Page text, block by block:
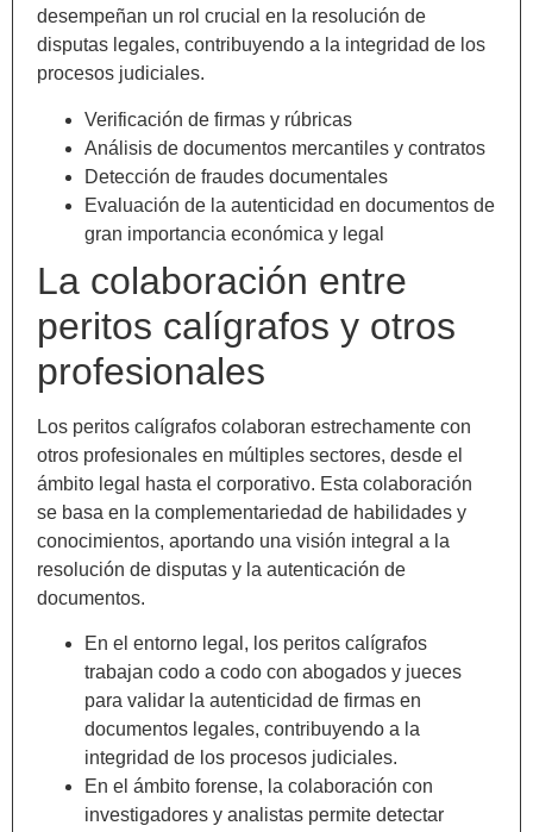
desempeñan un rol crucial en la resolución de
disputas legales, contribuyendo a la integridad de los
procesos judiciales.
Verificación de firmas y rúbricas
Análisis de documentos mercantiles y contratos
Detección de fraudes documentales
Evaluación de la autenticidad en documentos de
gran importancia económica y legal
La colaboración entre
peritos calígrafos y otros
profesionales
Los peritos calígrafos colaboran estrechamente con
otros profesionales en múltiples sectores, desde el
ámbito legal hasta el corporativo. Esta colaboración
se basa en la complementariedad de habilidades y
conocimientos, aportando una visión integral a la
resolución de disputas y la autenticación de
documentos.
En el entorno legal, los peritos calígrafos
trabajan codo a codo con abogados y jueces
para validar la autenticidad de firmas en
documentos legales, contribuyendo a la
integridad de los procesos judiciales.
En el ámbito forense, la colaboración con
investigadores y analistas permite detectar